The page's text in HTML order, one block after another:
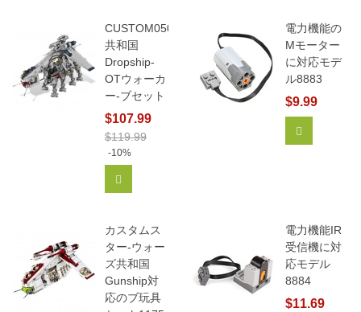
CUSTOM05053
共和国
Dropship-
OTウォーカ
ー-ブセット
$107.99
$119.99
-10%
電力機能の
Mモーター
に対応モデ
ル8883
$9.99
カスタムス
ター-ウォー
ズ共和国
Gunship対
応のブ玩具
電力機能IR
受信機に対
応モデル
8884
$11.69